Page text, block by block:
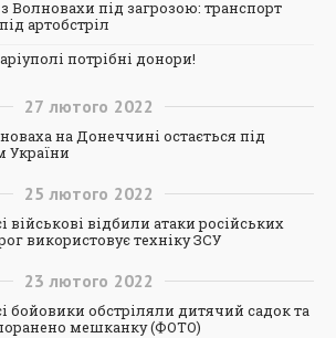
з Волновахи під загрозою: транспорт
артобстріл
потрібні донори!
27 лютого 2022
на Донеччині остається під
України
25 лютого 2022
військові відбили атаки російських
використовує техніку ЗСУ
23 лютого 2022
бойовики обстріляли дитячий садок та
мешканку (ФОТО)